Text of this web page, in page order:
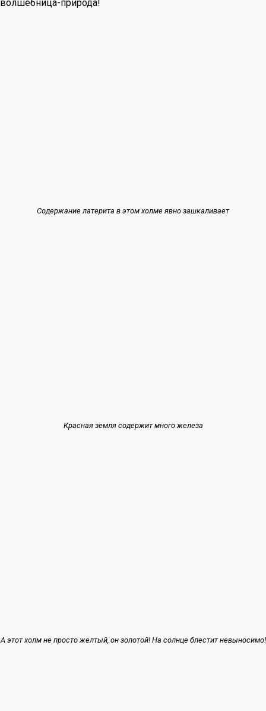
волшебница-природа!
Содержание латерита в этом холме явно зашкаливает
Красная земля содержит много железа
А этот холм не просто желтый, он золотой! На солнце блестит невыносимо!